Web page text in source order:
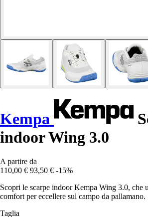
Kempa
indoor Wing 3.0
A partire da
110,00 € 93,50 € -15%
Scopri le scarpe indoor Kempa Wing 3.0, che
comfort per eccellere sul campo da pallamano.
Taglia